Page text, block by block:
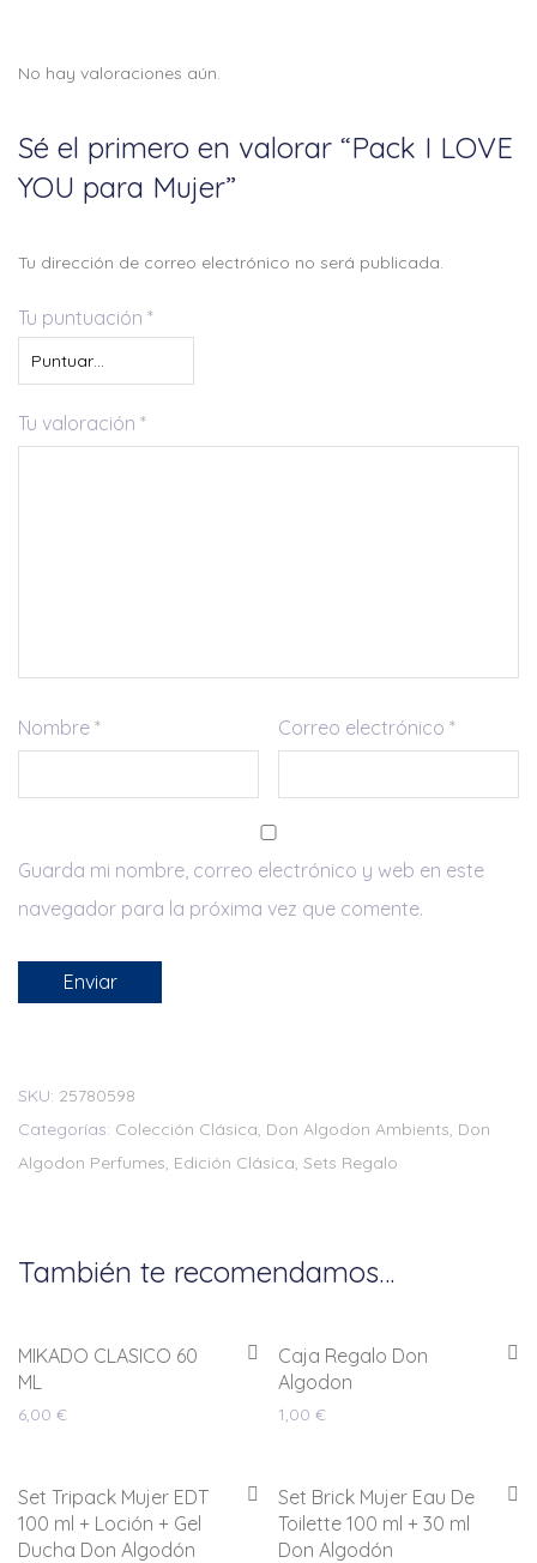
No hay valoraciones aún.
Sé el primero en valorar “Pack I LOVE
YOU para Mujer”
Tu dirección de correo electrónico no será publicada.
Tu puntuación *
Tu valoración *
Nombre * Correo electrónico*
Guarda mi nombre, correo electrónico y web en este
navegador para la próxima vez que comente.
SKU: 25780598
Categorías: Colección Clásica, Don Algodon Ambients, Don
Algodon Perfumes, Edición Clásica, Sets Regalo
También te recomendamos…
MIKADO CLASICO 60
ML
6,00 €
Caja Regalo Don
Algodon
1,00 €
Set Tripack Mujer EDT
100 ml + Loción + Gel
Ducha Don Algodón
Set Brick Mujer Eau De
Toilette 100 ml + 30 ml
Don Algodón